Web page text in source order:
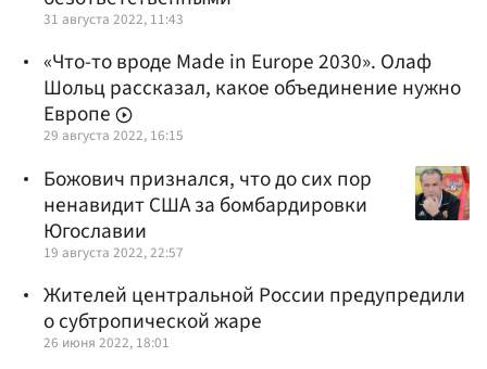
31 августа 2022, 11:43
«Что-то вроде Made in Europe 2030». Олаф
Шольц рассказал, какое объединение нужно
Европе
29 августа 2022, 16:15
Божович признался, что до сих пор
ненавидит США за бомбардировки
Югославии
19 августа 2022, 22:57
Жителей центральной России предупредили
о субтропической жаре
26 июня 2022, 18:01